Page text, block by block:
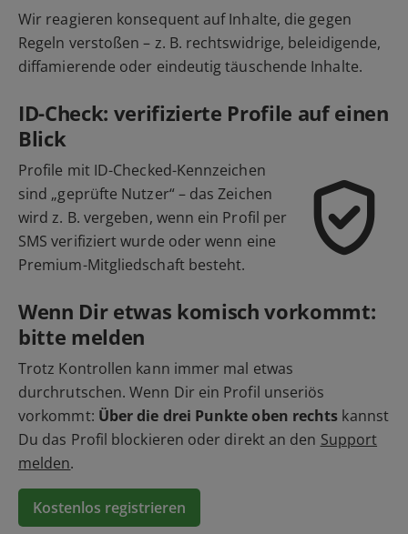
Wir reagieren konsequent auf Inhalte, die gegen
Regeln verstoßen – z. B. rechtswidrige, beleidigende,
diffamierende oder eindeutig täuschende Inhalte.
ID-Check: verifizierte Profile auf einen
Blick
Profile mit ID-Checked-Kennzeichen
sind „geprüfte Nutzer“ – das Zeichen
wird z. B. vergeben, wenn ein Profil per
SMS verifiziert wurde oder wenn eine
Premium-Mitgliedschaft besteht.
Wenn Dir etwas komisch vorkommt:
bitte melden
Trotz Kontrollen kann immer mal etwas
durchrutschen. Wenn Dir ein Profil unseriös
vorkommt: Über die drei Punkte oben rechts kannst
Du das Profil blockieren oder direkt an den Support
melden.
Kostenlos registrieren